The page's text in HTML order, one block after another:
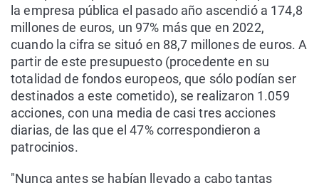
la empresa pública el pasado año ascendió a 174,8
millones de euros, un 97% más que en 2022,
cuando la cifra se situó en 88,7 millones de euros. A
partir de este presupuesto (procedente en su
totalidad de fondos europeos, que sólo podían ser
destinados a este cometido), se realizaron 1.059
acciones, con una media de casi tres acciones
diarias, de las que el 47% correspondieron a
patrocinios.
"Nunca antes se habían llevado a cabo tantas